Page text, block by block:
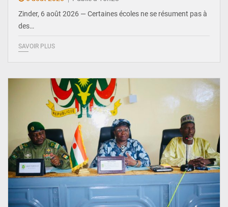
Zinder, 6 août 2026 — Certaines écoles ne se résument pas à
des…
SAVOIR PLUS